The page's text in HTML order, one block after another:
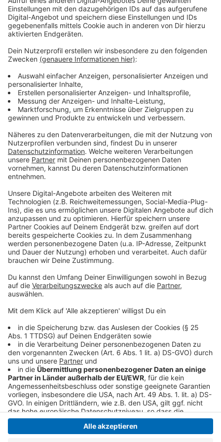
Anzeige
Anzeige
Vorstellen brauchen wir ihn euch nicht. Seit 2003
treibt Jürgen Bangert nun als "Elvis Eifel" seine Späße
am Telefon mit seinen Hörerinnen und Hörern im Radio.
Aber selbst seine 'Opfer' müssen am Ende mit lachen -
wenn auch nicht immer. Und weil ihr nicht genug von
ihm bekommen könnt, ist Elvis nun unter die Podcaster
gegangen. Somit steht euch Elvis rund um die Uhr zur
Verfügung. Hier bekommt Ihr außerdem den
"Directors-Cut" - die Original-Telefonate in längerer
Version. Elvis wird sich mit Kollegen und ehemaligen
"Opfern" über die Telefonate aus den letzten zwei
Jahrzehnten unterhalten. Wir erfahren auch, wie es ihm
dabei ergangen ist und wobei er selbst mal ins
Schleudern gekommen ist. Viel Spaß beim Zuhören und
bitte nicht erschrecken, wenn dabei das Telefon
klingelt. Es muss ja nicht unbedingt Elvis Eifel dran
sein.
Anzeige
Anzeige